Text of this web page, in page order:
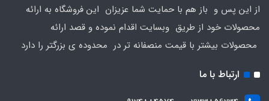
از این پس و باز هم با حمایت شما عزیزان این فروشگاه به ارائه
محصولات خود از طریق وبسایت اقدام نموده و قصد ارائه
محصولات بیشتر با قیمت منصفانه تر در محدوده ی بزرگتر را دارد
ارتباط با ما